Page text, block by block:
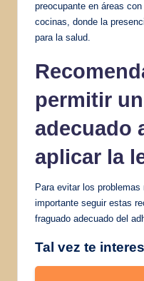
preocupante en áreas
cocinas, donde la
para la salud.
permitir
adecuado
aplicar la
Para evitar los
importante seguir estas
fraguado adecuado del
Tal vez te